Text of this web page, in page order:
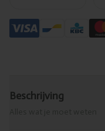
Beschrijving